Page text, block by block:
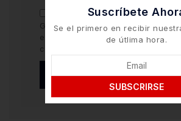
Guarda mi nombre y correo
este navegador para la próxima
comente.
Suscríbete
Se el primero en recibir
de útlima hora.
SUBSCRIRSE